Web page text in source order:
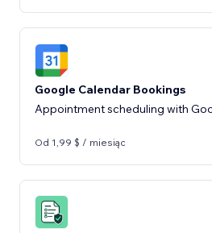
Google Calendar Bookings
Appointment scheduling with
Od 1,99 $ / miesiąc